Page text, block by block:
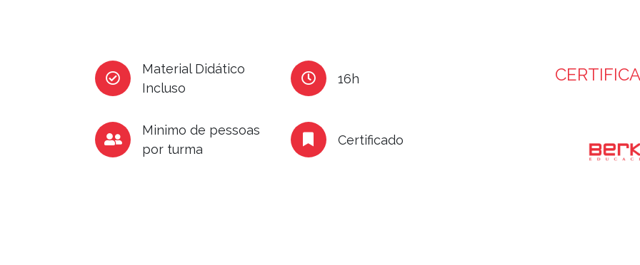
Material Didático
Incluso
16h
Minimo de pessoas
por turma
Certificado